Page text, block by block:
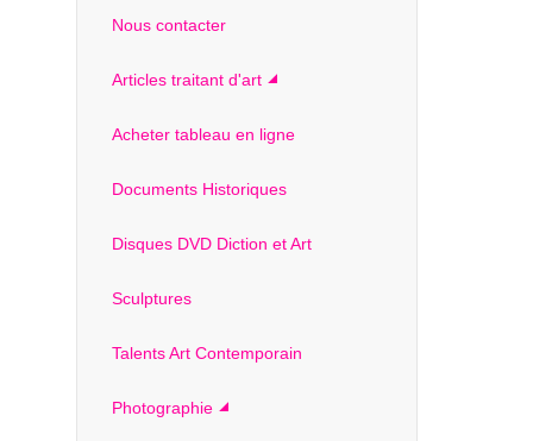
Nous contacter
Articles traitant d'art
Acheter tableau en ligne
Documents Historiques
Disques DVD Diction et Art
Sculptures
Talents Art Contemporain
Photographie